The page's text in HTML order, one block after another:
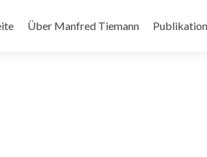
Über Manfred Tiemann